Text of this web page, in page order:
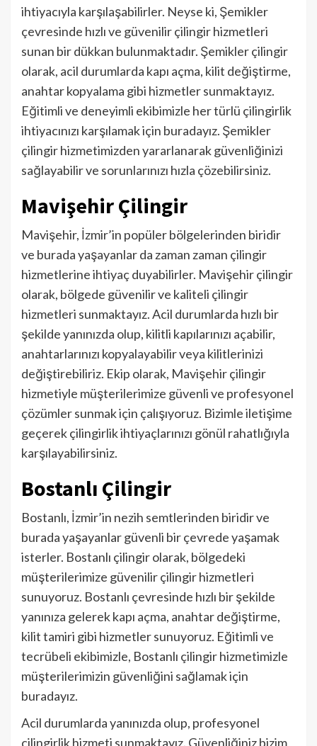
ihtiyacıyla karşılaşabilirler. Neyse ki, Şemikler
çevresinde hızlı ve güvenilir çilingir hizmetleri
sunan bir dükkan bulunmaktadır. Şemikler çilingir
olarak, acil durumlarda kapı açma, kilit değiştirme,
anahtar kopyalama gibi hizmetler sunmaktayız.
Eğitimli ve deneyimli ekibimizle her türlü çilingirlik
ihtiyacınızı karşılamak için buradayız. Şemikler
çilingir hizmetimizden yararlanarak güvenliğinizi
sağlayabilir ve sorunlarınızı hızla çözebilirsiniz.
Mavişehir Çilingir
Mavişehir, İzmir’in popüler bölgelerinden biridir
ve burada yaşayanlar da zaman zaman çilingir
hizmetlerine ihtiyaç duyabilirler. Mavişehir çilingir
olarak, bölgede güvenilir ve kaliteli çilingir
hizmetleri sunmaktayız. Acil durumlarda hızlı bir
şekilde yanınızda olup, kilitli kapılarınızı açabilir,
anahtarlarınızı kopyalayabilir veya kilitlerinizi
değiştirebiliriz. Ekip olarak, Mavişehir çilingir
hizmetiyle müşterilerimize güvenli ve profesyonel
çözümler sunmak için çalışıyoruz. Bizimle iletişime
geçerek çilingirlik ihtiyaçlarınızı gönül rahatlığıyla
karşılayabilirsiniz.
Bostanlı Çilingir
Bostanlı, İzmir’in nezih semtlerinden biridir ve
burada yaşayanlar güvenli bir çevrede yaşamak
isterler. Bostanlı çilingir olarak, bölgedeki
müşterilerimize güvenilir çilingir hizmetleri
sunuyoruz. Bostanlı çevresinde hızlı bir şekilde
yanınıza gelerek kapı açma, anahtar değiştirme,
kilit tamiri gibi hizmetler sunuyoruz. Eğitimli ve
tecrübeli ekibimizle, Bostanlı çilingir hizmetimizle
müşterilerimizin güvenliğini sağlamak için
buradayız.
Acil durumlarda yanınızda olup, profesyonel
çilingirlik hizmeti sunmaktayız. Güvenliğiniz bizim